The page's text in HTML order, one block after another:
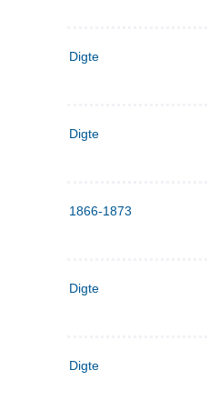
Digte
Digte
1866-1873
Digte
Digte